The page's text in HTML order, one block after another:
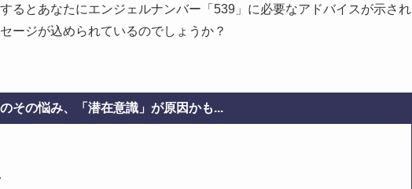
るとあなたにエンジェルナンバー「539」に必要なアドバイスが示され
ージが込められているのでしょうか？
その悩み、「潜在意識」が原因かも...